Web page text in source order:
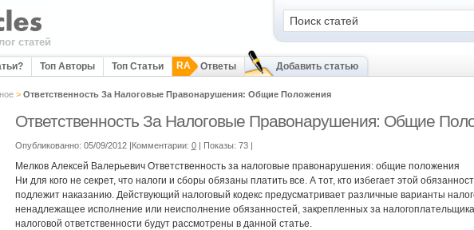
статей
Топ Авторы Топ Статьи RA Ответы Добавить статью
> Ответственность За Налоговые Правонарушения: Общие Положения
Ответственность За Налоговые Правонарушения: Общие
Опубликованно: 05/09/2012 |Комментарии: 0 | Показы: 73 |
Мелков Алексей Валерьевич Ответственность за налоговые правонарушения: общие положения
Ни для кого не секрет, что налоги и сборы обязаны платить все. А тот, кто избегает этой
подлежит наказанию. Действующий налоговый кодекс предусматривает различные варианты
ненадлежащее исполнение или неисполнение обязанностей, закрепленных за
налоговой ответственности будут рассмотрены в данной статье.